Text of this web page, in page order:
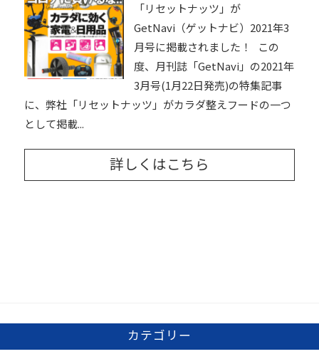
「リセットナッツ」が
GetNavi（ゲットナビ）2021年3
月号に掲載されました！ この
度、月刊誌「GetNavi」の2021年
3月号(1月22日発売)の特集記事
に、弊社「リセットナッツ」がカラダ整えフードの一つ
として掲載...
詳しくはこちら
カテゴリー